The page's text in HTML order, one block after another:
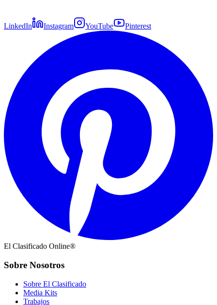
LinkedIn Instagram YouTube Pinterest
El Clasificado Online®
Sobre Nosotros
Sobre El Clasificado
Media Kits
Trabajos